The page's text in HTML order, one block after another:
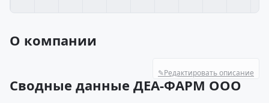
О компании
✎Редактировать описание
Сводные данные ДЕА-ФАРМ ООО